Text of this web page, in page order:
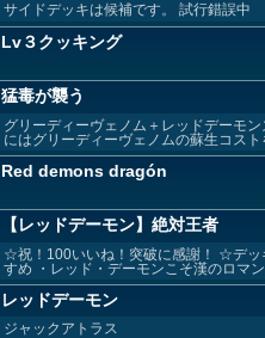
サイドデッキは候補です。 試行錯誤中
Lv３クッキング
猛毒が襲う
グリーディーヴェノム＋レッドデーモ
にはグリーディーヴェノムの蘇生コスト
Red demons dragón
【レッドデーモン】絶対王者
☆祝！100いいね！突破に感謝！ ☆デッ
すめ ・レッド・デーモンこそ漢のロマン
レッドデーモン
ジャックアトラス